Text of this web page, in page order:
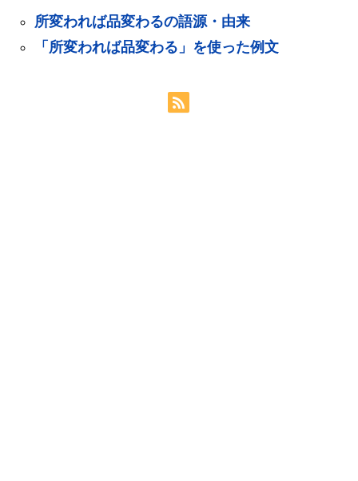
所変われば品変わるの語源・由来
「所変われば品変わる」を使った例文